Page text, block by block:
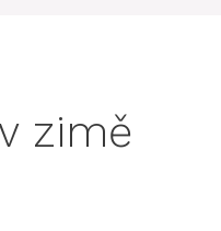
zimě